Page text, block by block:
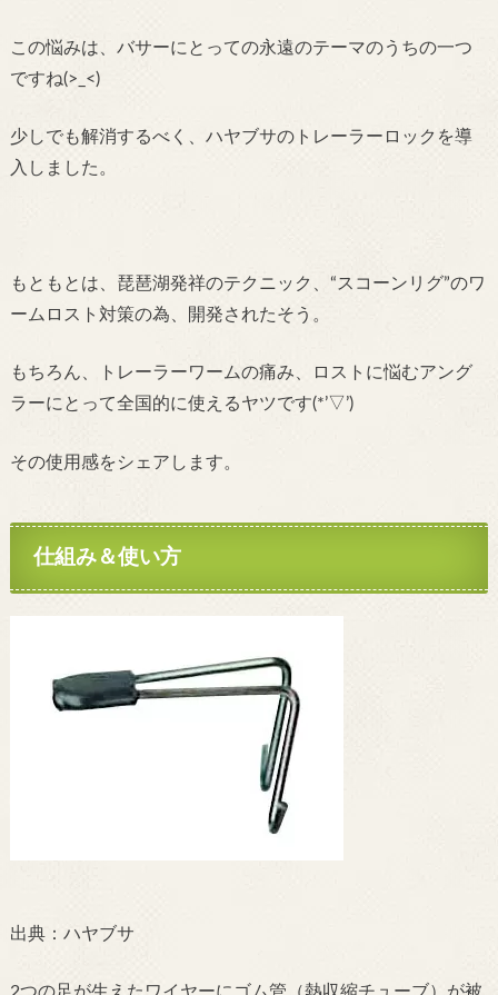
この悩みは、バサーにとっての永遠のテーマのうちの一つ
ですね(>_<)
少しでも解消するべく、ハヤブサのトレーラーロックを導
入しました。
もともとは、琵琶湖発祥のテクニック、“スコーンリグ”のワ
ームロスト対策の為、開発されたそう。
もちろん、トレーラーワームの痛み、ロストに悩むアング
ラーにとって全国的に使えるヤツです(*’▽’)
その使用感をシェアします。
仕組み＆使い方
出典：ハヤブサ